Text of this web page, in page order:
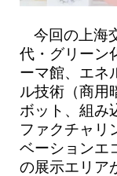
今回の上海
代・グリーン
ーマ館、エネ
ル技術（商用
ボット、組み
ファクチャリ
ベーションエ
の展示エリア